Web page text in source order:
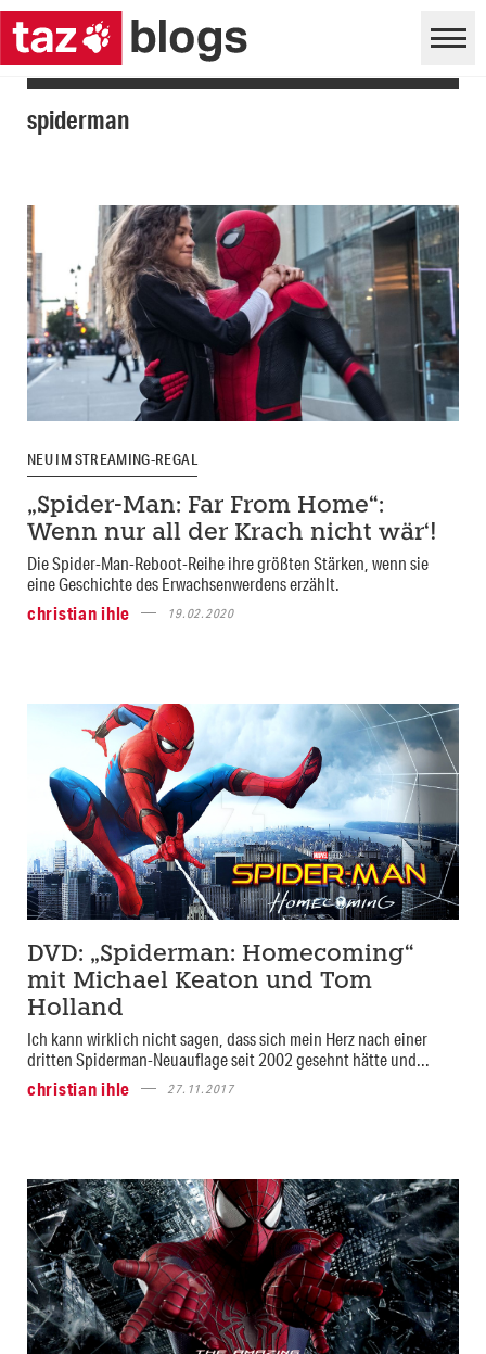
spiderman
NEU IM STREAMING-REGAL
„Spider-Man: Far From Home“:
Wenn nur all der Krach nicht wär‘!
Die Spider-Man-Reboot-Reihe ihre größten Stärken, wenn sie
eine Geschichte des Erwachsenwerdens erzählt.
christian ihle
19.02.2020
DVD: „Spiderman: Homecoming“
mit Michael Keaton und Tom
Holland
Ich kann wirklich nicht sagen, dass sich mein Herz nach einer
dritten Spiderman-Neuauflage seit 2002 gesehnt hätte und...
christian ihle
27.11.2017